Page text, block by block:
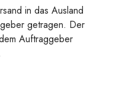
in das Ausland
getragen. Der
Auftraggeber